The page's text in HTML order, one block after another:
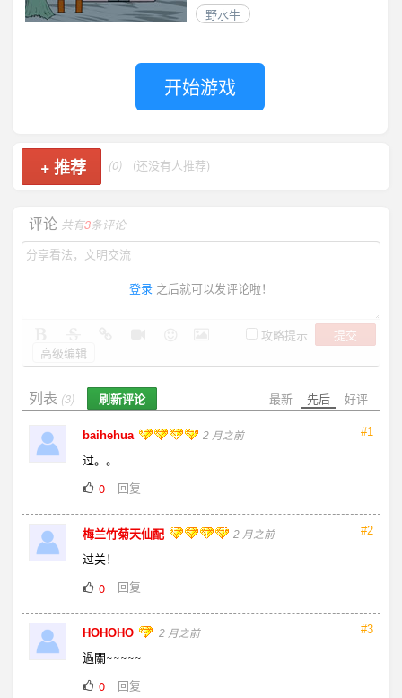
野水牛
开始游戏
+推荐 (0) (还没有人推荐)
评论 共有3条评论
登录 之后就可以发评论啦！
攻略提示
提交
高级编辑
最新 先后 好评
列表 (3) 刷新评论
#1
baihehua 2 月之前
过。。
0
回复
#2
梅兰竹菊天仙配 2 月之前
过关！
0
回复
#3
HOHOHO 2 月之前
過關~~~~~
0
回复